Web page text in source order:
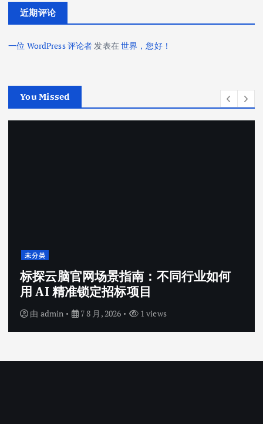
近期评论
一位 WordPress 评论者发表在世界，您好！
You Missed
未分类
标探云脑官网场景指南：不同行业如何
用 AI 精准锁定招标项目
由 admin 7 8 月, 2026 1 views